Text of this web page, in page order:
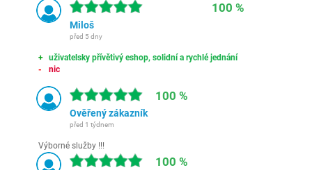
100 %
Miloš
před 5 dny
uživatelsky přívětivý eshop, solidní a rychlé jednání
nic
100 %
Ověřený zákazník
před 1 týdnem
Výborné služby !!!
100 %